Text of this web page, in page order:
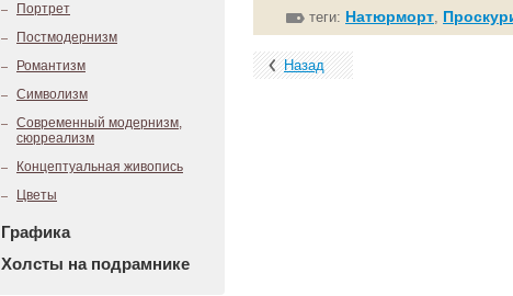
Портрет
Постмодернизм
Романтизм
Символизм
Современный модернизм,
сюрреализм
Концептуальная живопись
Цветы
Графика
Холсты на подрамнике
теги: Натюрморт,
Назад